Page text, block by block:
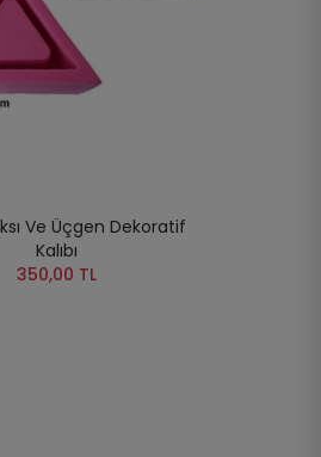
Ve Üçgen Dekoratif
Kalıbı
350,00 TL